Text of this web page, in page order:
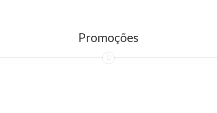
Promoções